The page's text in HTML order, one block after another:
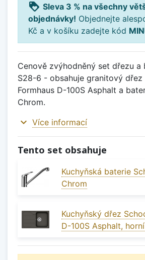
loyalty Sleva 3 % na všechny
objednávky! Objednejte
Kč a v košíku zadejte kód
Cenově zvýhodněný set dřezu a
S28-6 - obsahuje granitový dřez
Formhaus D-100S Asphalt a
Chrom.
expand_more Více informací
Tento set obsahuje
Kuchyňská baterie
Chrom
Kuchyňský dřez
D-100S Asphalt,